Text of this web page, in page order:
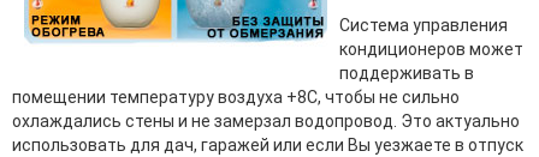
Система управления
кондиционеров может
поддерживать в
помещении температуру воздуха +8С, чтобы не сильно
охлаждались стены и не замерзал водопровод. Это актуально
использовать для дач, гаражей или если Вы уезжаете в отпуск